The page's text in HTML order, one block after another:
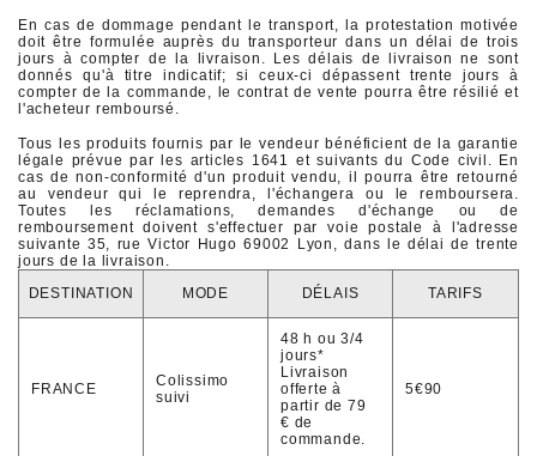
En cas de dommage pendant le transport, la protestation motivée
doit être formulée auprès du transporteur dans un délai de trois
jours à compter de la livraison. Les délais de livraison ne sont
donnés qu'à titre indicatif; si ceux-ci dépassent trente jours à
compter de la commande, le contrat de vente pourra être résilié et
l'acheteur remboursé.
Tous les produits fournis par le vendeur bénéficient de la garantie
légale prévue par les articles 1641 et suivants du Code civil. En
cas de non-conformité d'un produit vendu, il pourra être retourné
au vendeur qui le reprendra, l'échangera ou le remboursera.
Toutes les réclamations, demandes d'échange ou de
remboursement doivent s'effectuer par voie postale à l'adresse
suivante 35, rue Victor Hugo 69002 Lyon, dans le délai de trente
jours de la livraison.
DESTINATION
MODE DÉLAIS TARIFS
FRANCE
Colissimo
suivi
48 h ou 3/4
jours*
Livraison
offerte à
partir de 79
€ de
commande.
5€90